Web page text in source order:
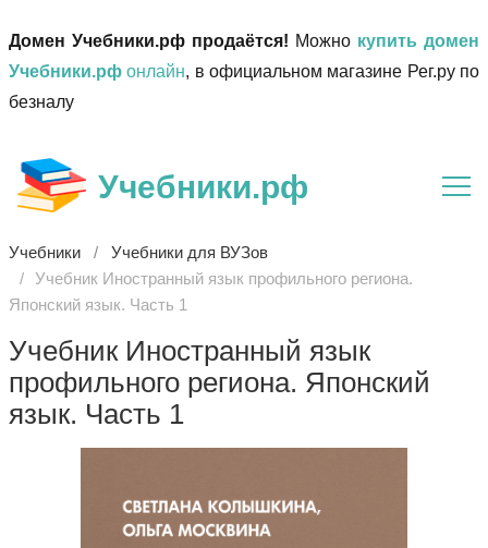
Домен Учебники.рф продаётся! Можно купить домен
Учебники.рф онлайн, в официальном магазине Рег.ру по
безналу
Учебники.рф
Учебники
Учебники для ВУЗов
Учебник Иностранный язык профильного региона.
Японский язык. Часть 1
Учебник Иностранный язык
профильного региона. Японский
язык. Часть 1